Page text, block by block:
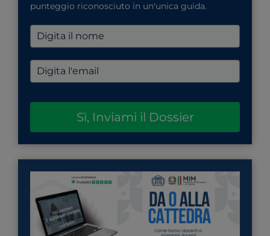
punteggio riconosciuto in un'unica guida.
Sì, Inviami il Dossier